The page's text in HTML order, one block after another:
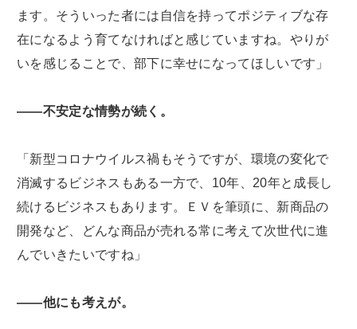
ます。そういった者には自信を持ってポジティブな存
在になるよう育てなければと感じていますね。やりが
いを感じることで、部下に幸せになってほしいです」
――不安定な情勢が続く。
「新型コロナウイルス禍もそうですが、環境の変化で
消滅するビジネスもある一方で、10年、20年と成長し
続けるビジネスもあります。ＥＶを筆頭に、新商品の
開発など、どんな商品が売れる常に考えて次世代に進
んでいきたいですね」
――他にも考えが。